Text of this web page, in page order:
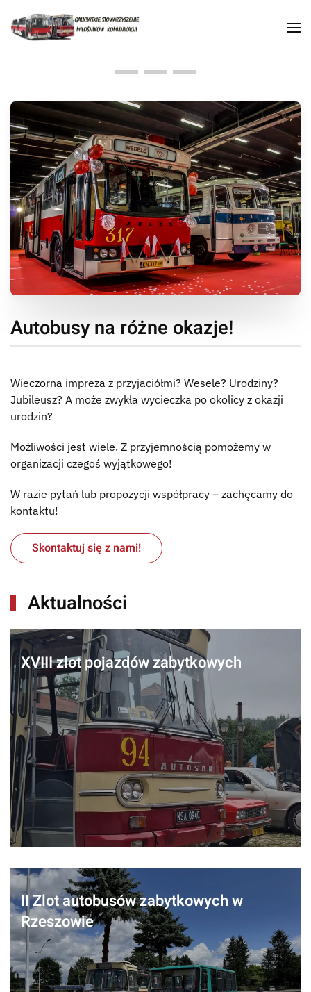
Skip to main content
Autobusy na różne okazje!
Wieczorna impreza z przyjaciółmi? Wesele? Urodziny?
Jubileusz? A może zwykła wycieczka po okolicy z okazji
urodzin?
Możliwości jest wiele. Z przyjemnością pomożemy w
organizacji czegoś wyjątkowego!
W razie pytań lub propozycji współpracy – zachęcamy do
kontaktu!
Skontaktuj się z nami!
Aktualności
XVIII zlot pojazdów zabytkowych
II Zlot autobusów zabytkowych w
Rzeszowie